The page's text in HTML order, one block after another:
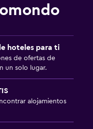
hoteles para ti
de ofertas de
un solo lugar.
alojamientos